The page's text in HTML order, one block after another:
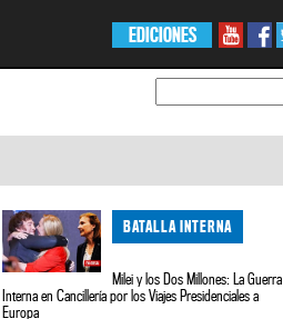
EDICIONES
BATALLA INTERNA
Milei y los Dos Millones: La Guerra
Interna en Cancillería por los Viajes Presidenciales a
Europa